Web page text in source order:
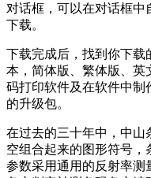
对话框，可以在对话框
下载。
下载完成后，找到你下载
本，简体版、繁体版、英
码打印软件及在软件中制
的升级包。
在过去的三十年中，中山
空组合起来的图形符号
参数采用通用的反射率测